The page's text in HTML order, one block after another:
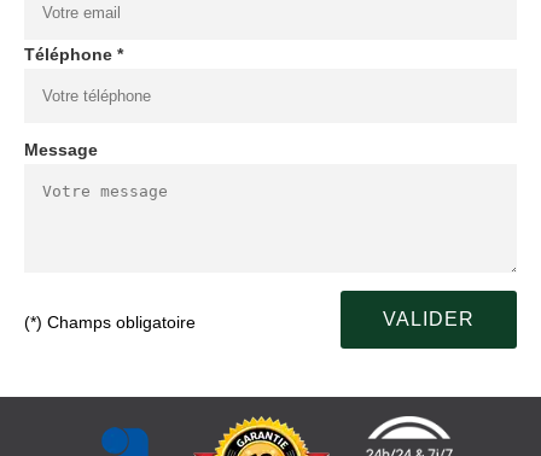
Téléphone *
Message
(*) Champs obligatoire